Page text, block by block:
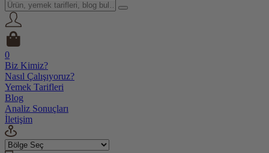
0
Biz Kimiz?
Nasıl Çalışıyoruz?
Yemek Tarifleri
Blog
Analiz Sonuçları
İletişim